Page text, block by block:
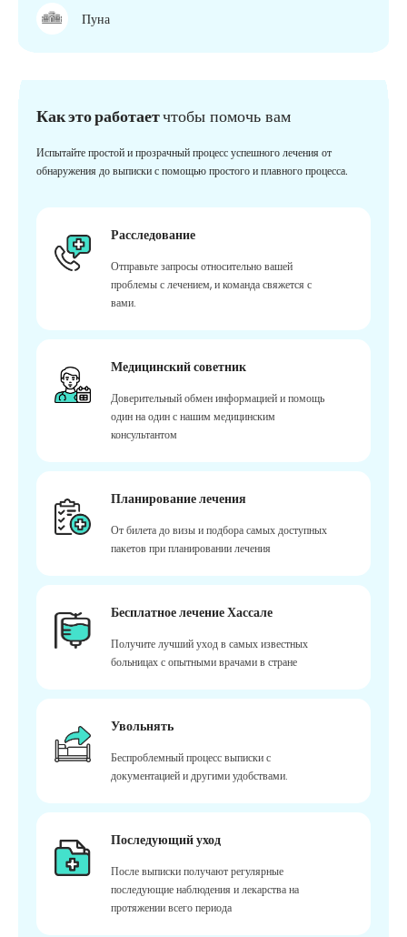
Пуна
Как это работаетчтобы помочь вам
Испытайте простой и прозрачный процесс успешного лечения от
обнаружения до выписки с помощью простого и плавного процесса.
Расследование
Отправьте запросы относительно вашей
проблемы с лечением, и команда свяжется с
вами.
Медицинский советник
Доверительный обмен информацией и помощь
один на один с нашим медицинским
консультантом
Планирование лечения
От билета до визы и подбора самых доступных
пакетов при планировании лечения
Бесплатное лечение Хассале
Получите лучший уход в самых известных
больницах с опытными врачами в стране
Увольнять
Беспроблемный процесс выписки с
документацией и другими удобствами.
Последующий уход
После выписки получают регулярные
последующие наблюдения и лекарства на
протяжении всего периода